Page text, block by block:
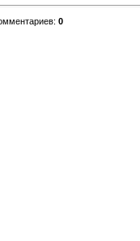
: 0